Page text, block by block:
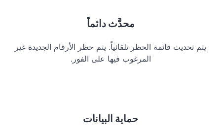
محدَّث دائماً
يتم تحديث قائمة الحظر تلقائياً. يتم حظر الأرقام الجديدة غير
المرغوب فيها على الفور.
حماية البيانات